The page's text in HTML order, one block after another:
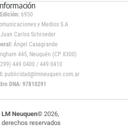
Edición: 6950
y Medios S.A
Juan Carlos Schroeder
Ángel Casagrande
445, Neuquén (CP 8300)
449 0400 / 449 0410
publicidad@lmneuquen.com.ar
DNA: 97810291
LM Neuquen© 2026,
reservados